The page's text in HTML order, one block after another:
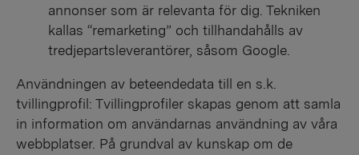
annonser som är relevanta för dig. Tekniken
kallas “remarketing” och tillhandahålls av
tredjepartsleverantörer, såsom Google.
Användningen av beteendedata till en s.k.
tvillingprofil: Tvillingprofiler skapas genom att samla
in information om användarnas användning av våra
webbplatser. På grundval av kunskap om de